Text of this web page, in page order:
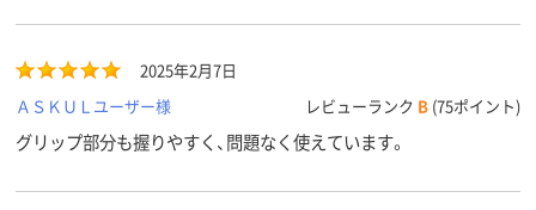
2025年2月7日
ＡＳＫＵＬユーザー様
レビューランク B (75ポイント)
グリップ部分も握りやすく、問題なく使えています。